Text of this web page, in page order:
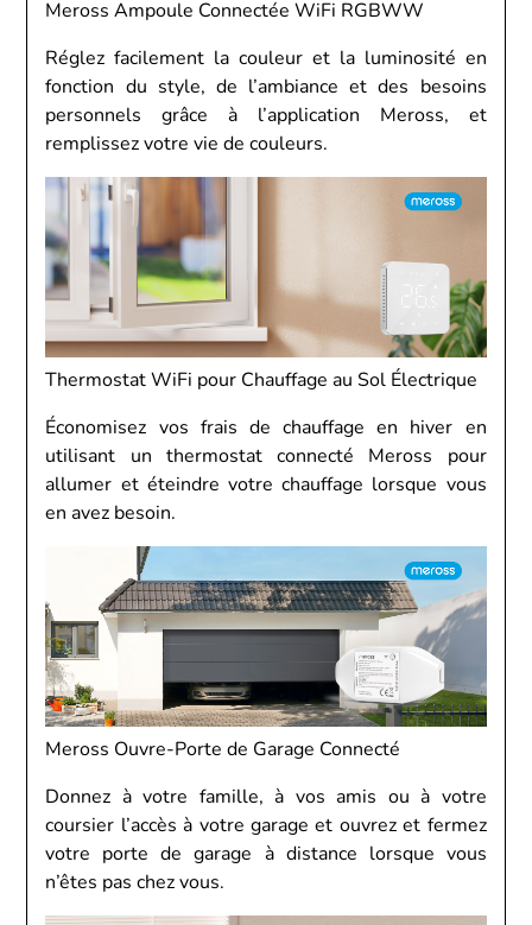
Meross Ampoule Connectée WiFi RGBWW
Réglez facilement la couleur et la luminosité en
fonction du style, de l’ambiance et des besoins
personnels grâce à l’application Meross, et
remplissez votre vie de couleurs.
Thermostat WiFi pour Chauffage au Sol Électrique
Économisez vos frais de chauffage en hiver en
utilisant un thermostat connecté Meross pour
allumer et éteindre votre chauffage lorsque vous
en avez besoin.
Meross Ouvre-Porte de Garage Connecté
Donnez à votre famille, à vos amis ou à votre
coursier l’accès à votre garage et ouvrez et fermez
votre porte de garage à distance lorsque vous
n’êtes pas chez vous.